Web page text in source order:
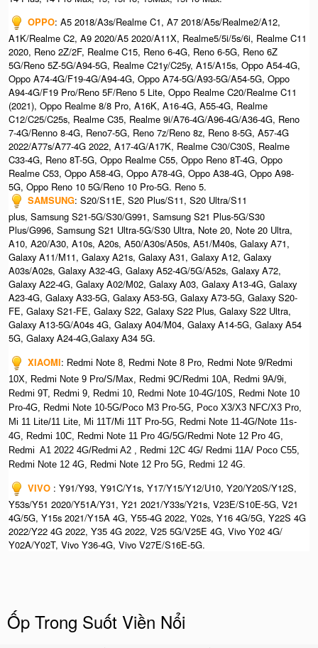
OPPO: A5 2018/A3s/Realme C1, A7 2018/A5s/Realme2/A12,
A1K/Realme C2, A9 2020/A5 2020/A11X, Realme5/5i/5s/6i, Realme C11
2020, Reno 2Z/2F, Realme C15, Reno 6-4G, Reno 6-5G, Reno 6Z
5G/Reno 5Z-5G/A94-5G, Realme C21y/C25y, A15/A15s, Oppo A54-4G,
Oppo A74-4G/F19-4G/A94-4G, Oppo A74-5G/A93-5G/A54-5G, Oppo
A94-4G/F19 Pro/Reno 5F/Reno 5 Lite, Oppo Realme C20/Realme C11
(2021), Oppo Realme 8/8 Pro, A16K, A16-4G, A55-4G, Realme
C12/C25/C25s, Realme C35, Realme 9i/A76-4G/A96-4G/A36-4G, Reno
7-4G/Renno 8-4G, Reno7-5G, Reno 7z/Reno 8z, Reno 8-5G, A57-4G
2022/A77s/A77-4G 2022, A17-4G/A17K, Realme C30/C30S, Realme
C33-4G, Reno 8T-5G, Oppo Realme C55, Oppo Reno 8T-4G, Oppo
Realme C53, Oppo A58-4G, Oppo A78-4G, Oppo A38-4G, Oppo A98-
5G, Oppo Reno 10 5G/Reno 10 Pro-5G.​ Reno 5.
SAMSUNG: S20/S11E, S20 Plus/S11, S20 Ultra/S11
plus, Samsung S21-5G/S30/G991, Samsung S21 Plus-5G/S30
Plus/G996, Samsung S21 Ultra-5G/S30 Ultra, Note 20, Note 20 Ultra,
A10, A20/A30, A10s, A20s, A50/A30s/A50s, A51/M40s, Galaxy A71,
Galaxy A11/M11, Galaxy A21s, Galaxy A31, Galaxy A12, Galaxy
A03s/A02s, Galaxy A32-4G, Galaxy A52-4G/5G/A52s, Galaxy A72,
Galaxy A22-4G, Galaxy A02/M02, Galaxy A03, Galaxy A13-4G, Galaxy
A23-4G, Galaxy A33-5G, Galaxy A53-5G, Galaxy A73-5G, Galaxy S20-
FE, Galaxy S21-FE, Galaxy S22, Galaxy S22 Plus, Galaxy S22 Ultra,
Galaxy A13-5G/A04s 4G, Galaxy A04/M04, Galaxy A14-5G, Galaxy A54
5G, Galaxy A24-4G,Galaxy A34 5G.
XIAOMI: Redmi Note 8, Redmi Note 8 Pro, Redmi Note 9/Redmi
10X, Redmi Note 9 Pro/S/Max, Redmi 9C/Redmi 10A, Redmi 9A/9i,
Redmi 9T, Redmi 9, Redmi 10, Redmi Note 10-4G/10S, Redmi Note 10
Pro-4G, Redmi Note 10-5G/Poco M3 Pro-5G, Poco X3/X3 NFC/X3 Pro,
Mi 11 Lite/11 Lite, Mi 11T/Mi 11T Pro-5G, Redmi Note 11-4G/Note 11s-
4G, Redmi 10C, Redmi Note 11 Pro 4G/5G/Redmi Note 12 Pro 4G,
Redmi A1 2022 4G/Redmi A2 , Redmi 12C 4G/ Redmi 11A/ Poco C55,
Redmi Note 12 4G, Redmi Note 12 Pro 5G, Redmi 12 4G.
VIVO : Y91/Y93, Y91C/Y1s, Y17/Y15/Y12/U10, Y20/Y20S/Y12S,
Y53s/Y51 2020/Y51A/Y31, Y21 2021/Y33s/Y21s, V23E/S10E-5G, V21
4G/5G, Y15s 2021/Y15A 4G, Y55-4G 2022, Y02s, Y16 4G/5G, Y22S 4G
2022/Y22 4G 2022, Y35 4G 2022, V25 5G/V25E 4G, Vivo Y02 4G/
Y02A/Y02T, Vivo Y36-4G, Vivo V27E/S16E-5G.
Ốp Trong Suốt Viền Nổi